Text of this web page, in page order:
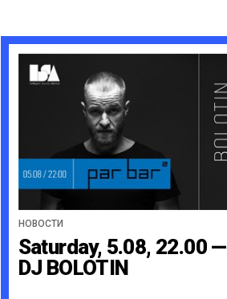
НОВОСТИ
Saturday, 5.08, 22.00 —
DJ BOLOTIN